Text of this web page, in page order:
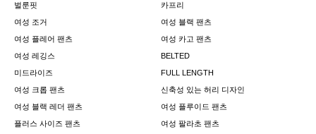
벌룬핏
카프리
여성 조거
여성 블랙 팬츠
여성 플레어 팬츠
여성 카고 팬츠
여성 레깅스
BELTED
미드라이즈
FULL LENGTH
여성 크롭 팬츠
신축성 있는 허리 디자인
여성 블랙 레더 팬츠
여성 플루이드 팬츠
플러스 사이즈 팬츠
여성 팔라초 팬츠